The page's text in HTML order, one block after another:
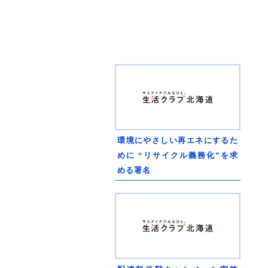
環境にやさしい再エネにするた
めに “リサイクル義務化”を求
める署名